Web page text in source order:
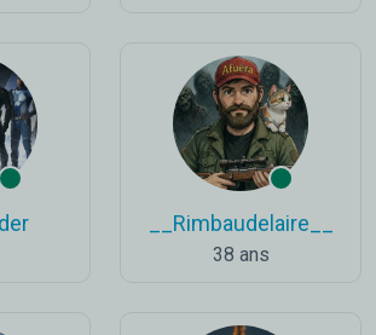
__Rimbaudelaire__
38 ans